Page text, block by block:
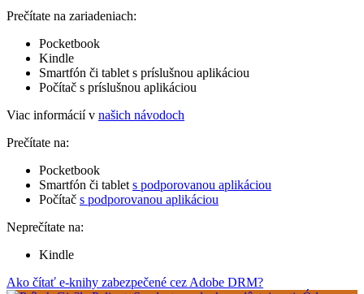
Prečítate na zariadeniach:
Pocketbook
Kindle
Smartfón či tablet s príslušnou aplikáciou
Počítač s príslušnou aplikáciou
Viac informácií v našich návodoch
Prečítate na:
Pocketbook
Smartfón či tablet s podporovanou aplikáciou
Počítač s podporovanou aplikáciou
Neprečítate na:
Kindle
Ako čítať e-knihy zabezpečené cez Adobe DRM?